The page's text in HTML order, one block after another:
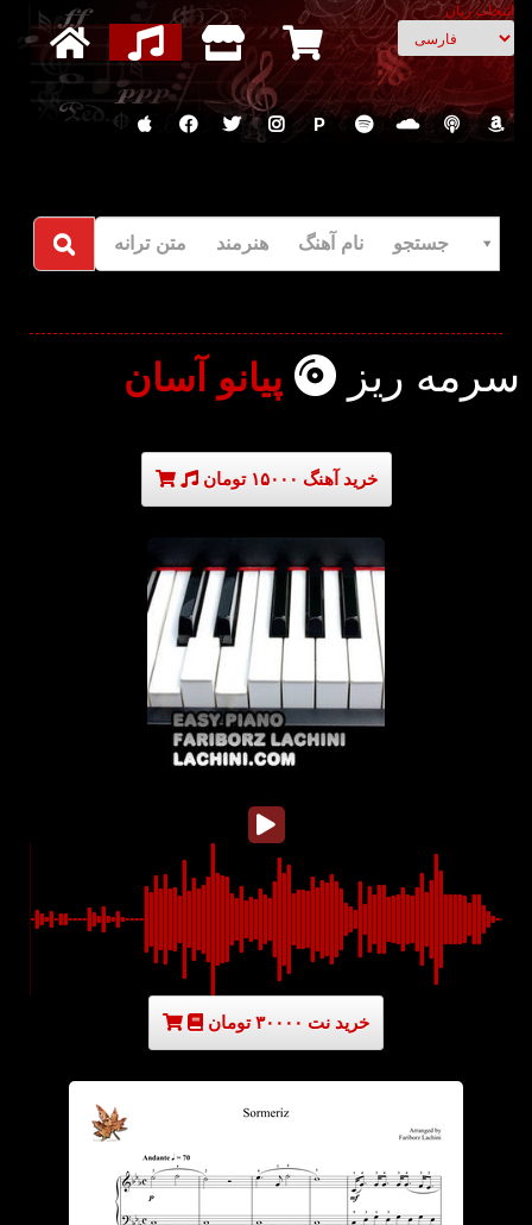
انتخاب زبان
P
جستجو نام آهنگ هنرمند متن ترانه
سرمه ریز پیانو آسان
خرید آهنگ ۱۵۰۰۰ تومان
خرید نت ۳۰۰۰۰ تومان